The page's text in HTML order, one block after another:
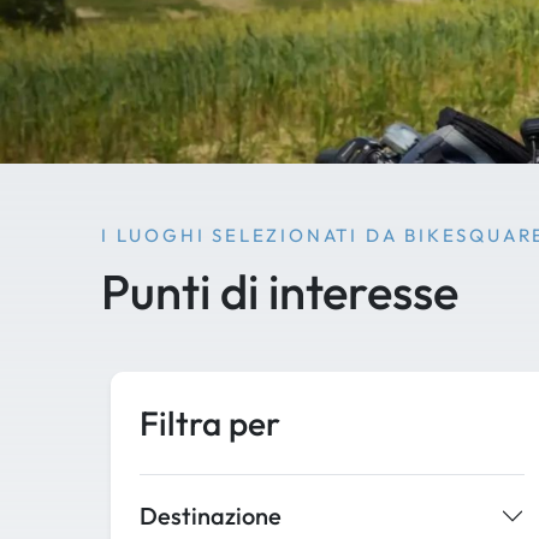
I LUOGHI SELEZIONATI DA
Punti di interesse
Filtra per
Destinazione